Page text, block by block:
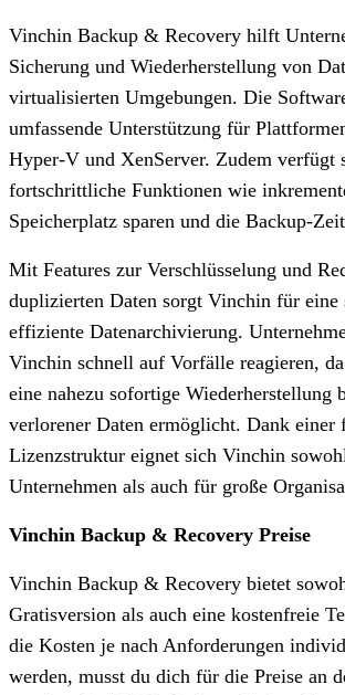
Vinchin Backup & Recovery hilft
Sicherung und Wiederherstellung von
virtualisierten Umgebungen. Die
umfassende Unterstützung für
Hyper-V und XenServer. Zudem verfügt
fortschrittliche Funktionen wie
Speicherplatz sparen und die Backup-
Mit Features zur Verschlüsselung und
duplizierten Daten sorgt Vinchin für eine
effiziente Datenarchivierung.
Vinchin schnell auf Vorfälle reagieren,
eine nahezu sofortige Wiederherstellung
verlorener Daten ermöglicht. Dank einer
Lizenzstruktur eignet sich Vinchin
Unternehmen als auch für große
Vinchin Backup & Recovery Preise
Vinchin Backup & Recovery bietet
Gratisversion als auch eine kostenfreie
die Kosten je nach Anforderungen
werden, musst du dich für die Preise an